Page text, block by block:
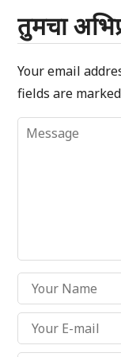
तुमचा
Your email
fields are